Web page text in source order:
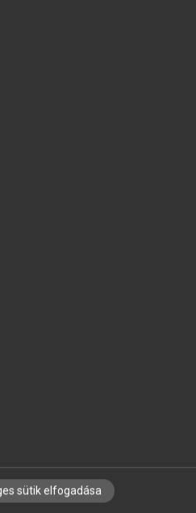
HÍRLEVELÜNKRE!
sütik elfogadása